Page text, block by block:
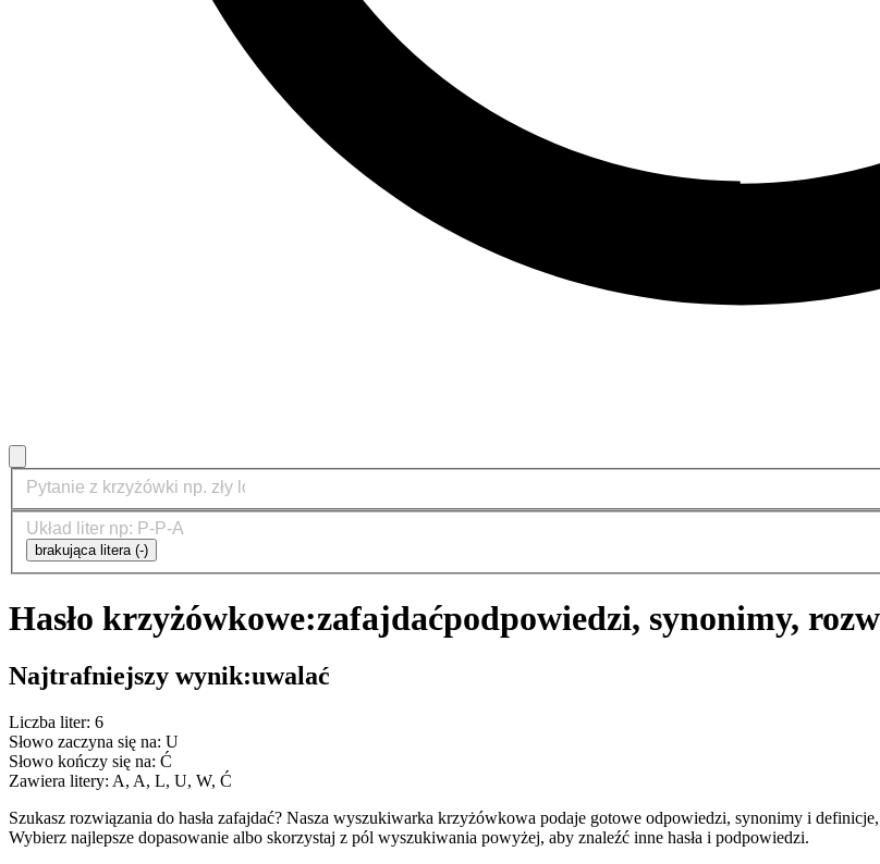
brakująca litera (-)
Hasło krzyżówkowe:zafajdaćpodpowiedzi, synonimy,
Najtrafniejszy wynik:uwalać
Liczba liter: 6
Słowo zaczyna się na: U
Słowo kończy się na: Ć
Zawiera litery: A, A, L, U, W, Ć
Szukasz rozwiązania do hasła zafajdać? Nasza wyszukiwarka krzyżówkowa podaje gotowe odpowiedzi, synonimy i
Wybierz najlepsze dopasowanie albo skorzystaj z pól wyszukiwania powyżej, aby znaleźć inne hasła i podpowiedzi.